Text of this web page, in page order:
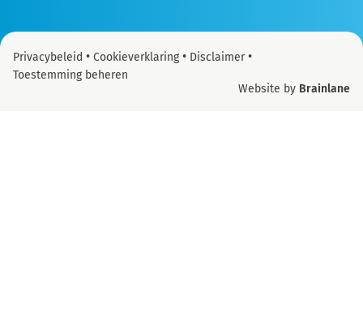
Privacybeleid • Cookieverklaring• Disclaimer•
Toestemming beheren
Website by Brainlane